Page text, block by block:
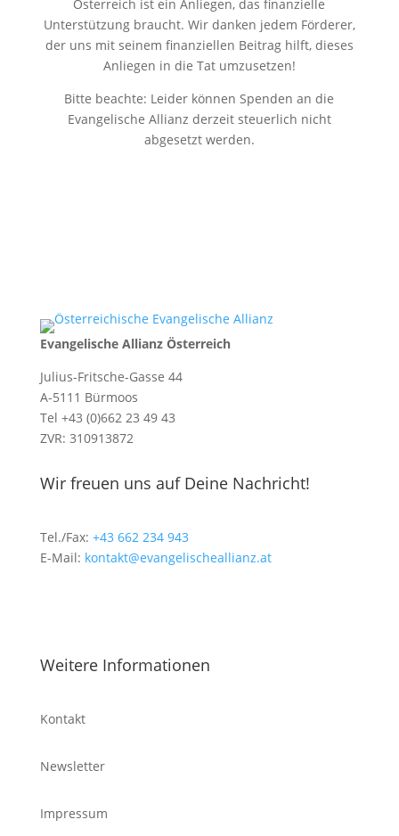
Österreich ist ein Anliegen, das finanzielle
Unterstützung braucht. Wir danken jedem Förderer,
der uns mit seinem finanziellen Beitrag hilft, dieses
Anliegen in die Tat umzusetzen!
Bitte beachte: Leider können Spenden an die
Evangelische Allianz derzeit steuerlich nicht
abgesetzt werden.
Evangelische Allianz Österreich
Julius-Fritsche-Gasse 44
A-5111 Bürmoos
Tel +43 (0)662 23 49 43
ZVR: 310913872
Wir freuen uns auf Deine Nachricht!
Tel./Fax: +43 662 234 943
E-Mail: kontakt@evangelischeallianz.at
Weitere Informationen
Kontakt
Newsletter
Impressum